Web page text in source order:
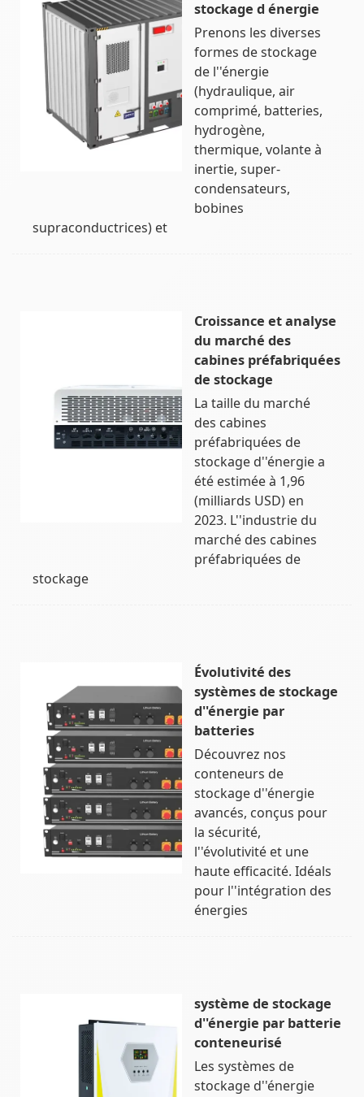
stockage d énergie
Prenons les diverses
formes de stockage
de l''énergie
(hydraulique, air
comprimé, batteries,
hydrogène,
thermique, volante à
inertie, super-
condensateurs,
bobines
supraconductrices) et
Croissance et analyse
du marché des
cabines préfabriquées
de stockage
La taille du marché
des cabines
préfabriquées de
stockage d''énergie a
été estimée à 1,96
(milliards USD) en
2023. L''industrie du
marché des cabines
préfabriquées de
stockage
Évolutivité des
systèmes de stockage
d''énergie par
batteries
Découvrez nos
conteneurs de
stockage d''énergie
avancés, conçus pour
la sécurité,
l''évolutivité et une
haute efficacité. Idéals
pour l''intégration des
énergies
système de stockage
d''énergie par batterie
conteneurisé
Les systèmes de
stockage d''énergie